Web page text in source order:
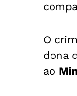
O
dona
ao